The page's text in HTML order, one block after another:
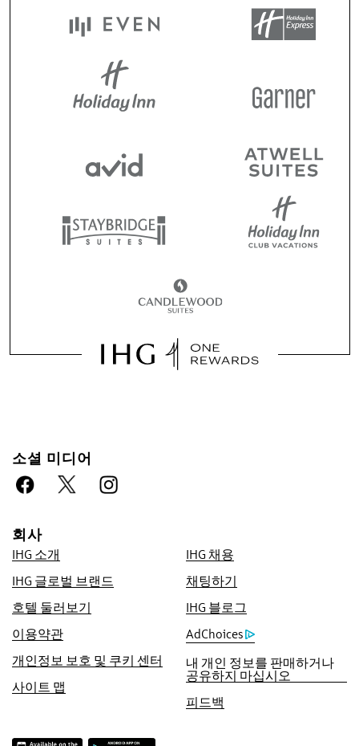
소셜 미디어
회사
IHG 소개
IHG 채용
IHG 글로벌 브랜드
채팅하기
호텔 둘러보기
IHG 블로그
이용약관
AdChoices
개인정보 보호 및 쿠키 센터
내 개인 정보를 판매하거나
공유하지 마십시오
사이트 맵
피드백
예약 우대 프로그램
인터넷 최저 가격을 보장해 드리며, 그렇지 않을
경우 인터넷 최저 가격과 동일하게 적용해 드리
고 40,000포인트 한도 내에서 IHG® Rewards
Club 포인트를 다섯 배로 적립해 드립니다.
온라인 예약 보장
객실을 보장해 드립니다.
예약 수수료 없음!
직접 예약하는 경우 예약 수수료를 부과하지 않